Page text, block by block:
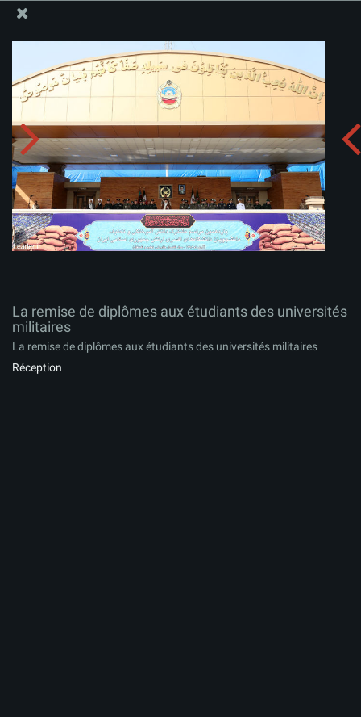
La remise de diplômes aux étudiants des universités
militaires
Télécharger l'album:
La remise de diplômes aux étudiants des universités
militaires
La remise de diplômes aux étudiants des universités militaires
Réception